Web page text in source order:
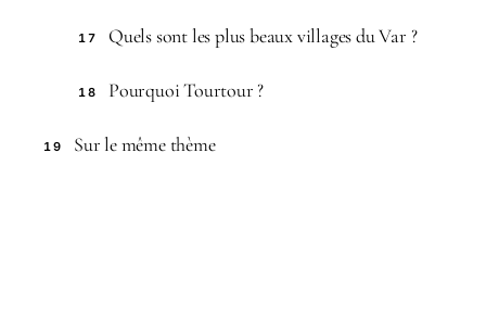
17 Quels sont les plus beaux villages du Var ?
18 Pourquoi Tourtour ?
19 Sur le même thème